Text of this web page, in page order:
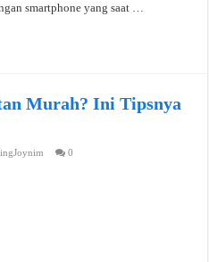
smartphone yang saat …
Murah? Ini Tipsnya
0